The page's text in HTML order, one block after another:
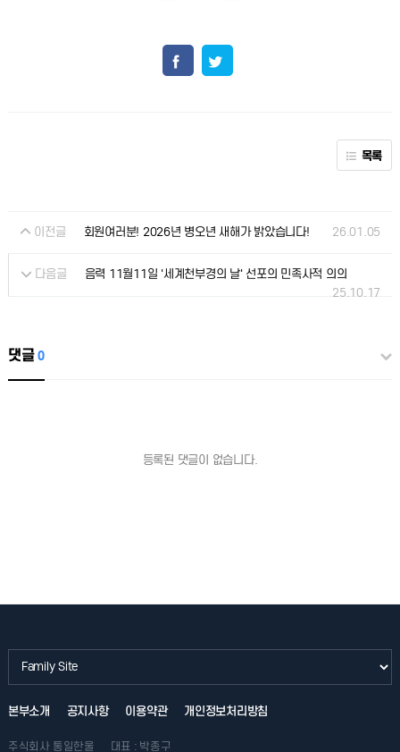
목록
이전글 회원여러분! 2026년 병오년 새해가 밝았습니다! 26.01.05
다음글
음력 11월11일 '세계천부경의 날' 선포의 민족사적 의의
25.10.17
댓글0
등록된 댓글이 없습니다.
본부소개 공지사항 이용약관 개인정보처리방침
주식회사 통일한울 대표 : 박종구